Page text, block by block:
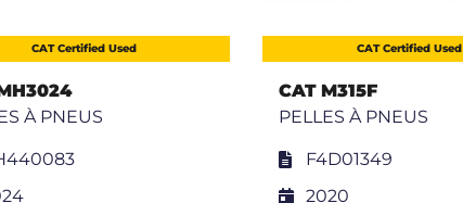
CAT Certified Used
À PNEUS
CAT Certified Used
CAT M315F
PELLES À PNEUS
F4D01349
2020